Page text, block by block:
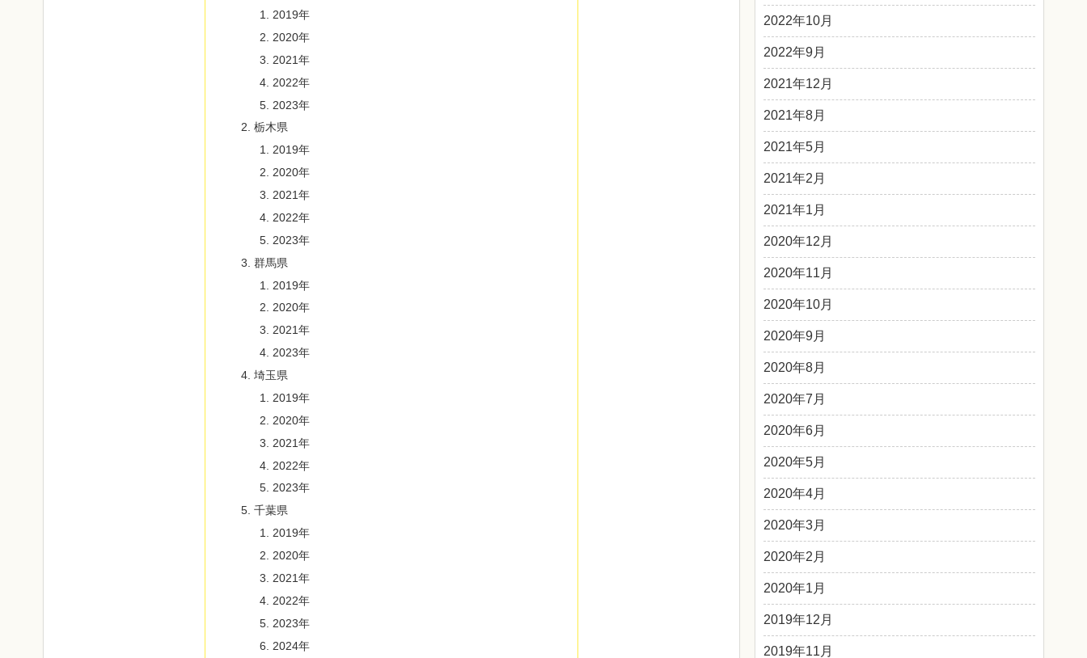
2019年
2020年
2021年
2022年
2023年
栃木県
2019年
2020年
2021年
2022年
2023年
群馬県
2019年
2020年
2021年
2023年
埼玉県
2019年
2020年
2021年
2022年
2023年
千葉県
2019年
2020年
2021年
2022年
2023年
2024年
2022年10月
2022年9月
2021年12月
2021年8月
2021年5月
2021年2月
2021年1月
2020年12月
2020年11月
2020年10月
2020年9月
2020年8月
2020年7月
2020年6月
2020年5月
2020年4月
2020年3月
2020年2月
2020年1月
2019年12月
2019年11月